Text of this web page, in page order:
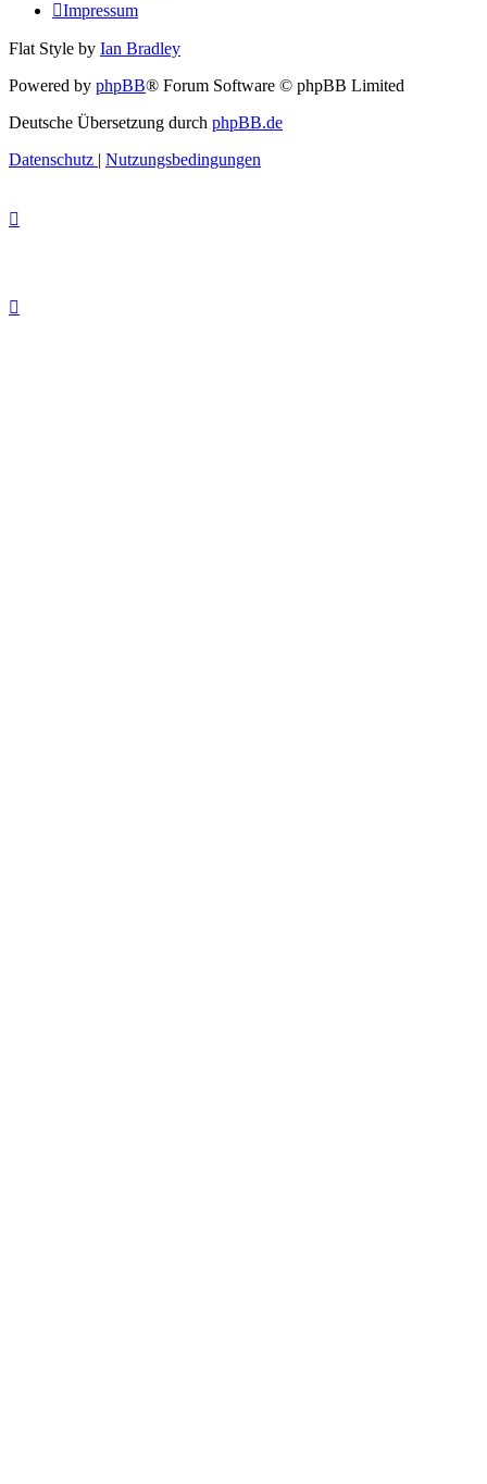
Impressum
Flat Style by Ian Bradley
Powered by phpBB® Forum Software © phpBB Limited
Deutsche Übersetzung durch phpBB.de
Datenschutz | Nutzungsbedingungen